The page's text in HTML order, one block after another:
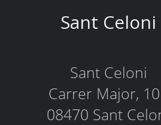
Sant Celoni
Sant Celoni
Carrer Major,
08470 Sant